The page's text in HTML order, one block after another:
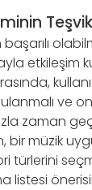
etkileşim
ve
zaman
bir müzik
türlerini
listesi